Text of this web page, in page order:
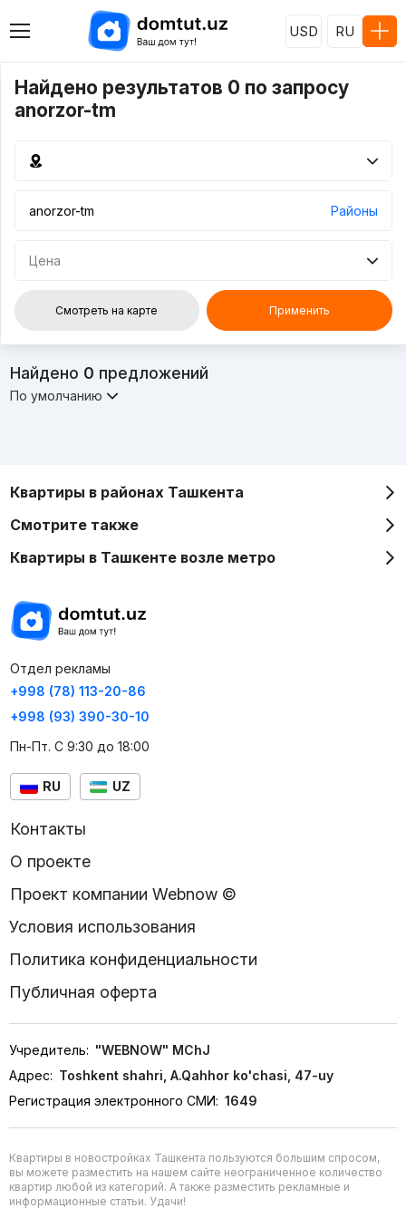
USD RU
Найдено результатов 0 по запросу
anorzor-tm
Районы
Цена
Смотреть на карте Применить
Найдено 0 предложений
По умолчанию
Квартиры в районах Ташкента
Смотрите также
Квартиры в Ташкенте возле метро
Отдел рекламы
+998 (78) 113-20-86
+998 (93) 390-30-10
Пн-Пт. С 9:30 до 18:00
RU UZ
Контакты
О проекте
Проект компании Webnow ©
Условия использования
Политика конфиденциальности
Публичная оферта
Учредитель: "WEBNOW" MChJ
Адрес: Toshkent shahri, A.Qahhor ko'chasi, 47-uy
Регистрация электронного СМИ: 1649
Квартиры в новостройках Ташкента пользуются большим спросом,
вы можете разместить на нашем сайте неограниченное количество
квартир любой из категорий. А также разместить рекламные и
информационные статьи. Удачи!